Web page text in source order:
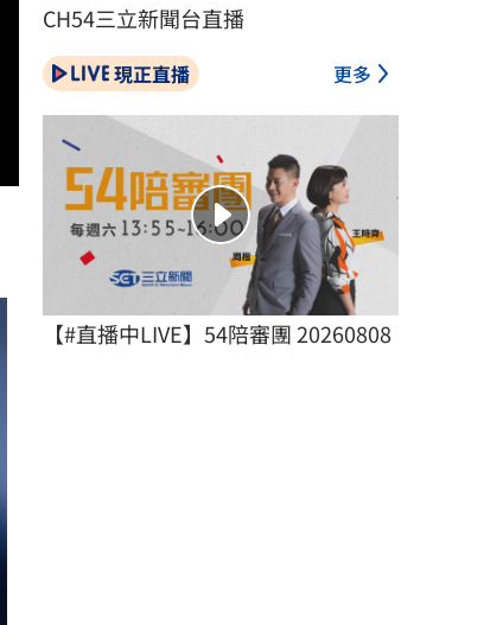
CH54三立新聞台直播
現正直播 更多
【#直播中LIVE】54陪審團 20260808